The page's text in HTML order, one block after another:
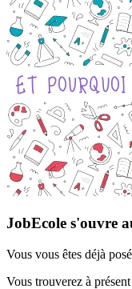
JobEcole s'ouvre
Vous vous êtes déjà
Vous trouverez à